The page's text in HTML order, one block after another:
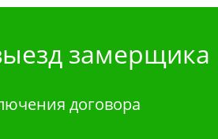
замерщика
договора